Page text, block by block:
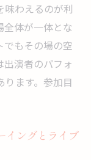
味わえるのが利
全体が一体とな
でもその場の空
演者のパフォ
ます。参加目
イングとライブ